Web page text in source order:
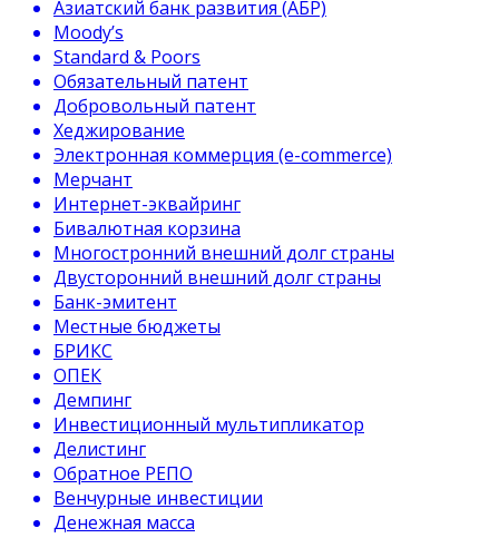
Азиатский банк развития (АБР)
Moody’s
Standard & Poors
Обязательный патент
Добровольный патент
Хеджирование
Электронная коммерция (e-commerce)
Мерчант
Интернет-эквайринг
Бивалютная корзина
Многостронний внешний долг страны
Двусторонний внешний долг страны
Банк-эмитент
Местные бюджеты
БРИКС
ОПЕК
Демпинг
Инвестиционный мультипликатор
Делистинг
Обратное РЕПО
Венчурные инвестиции
Денежная масса